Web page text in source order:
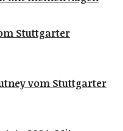
Stuttgarter
vom Stuttgarter